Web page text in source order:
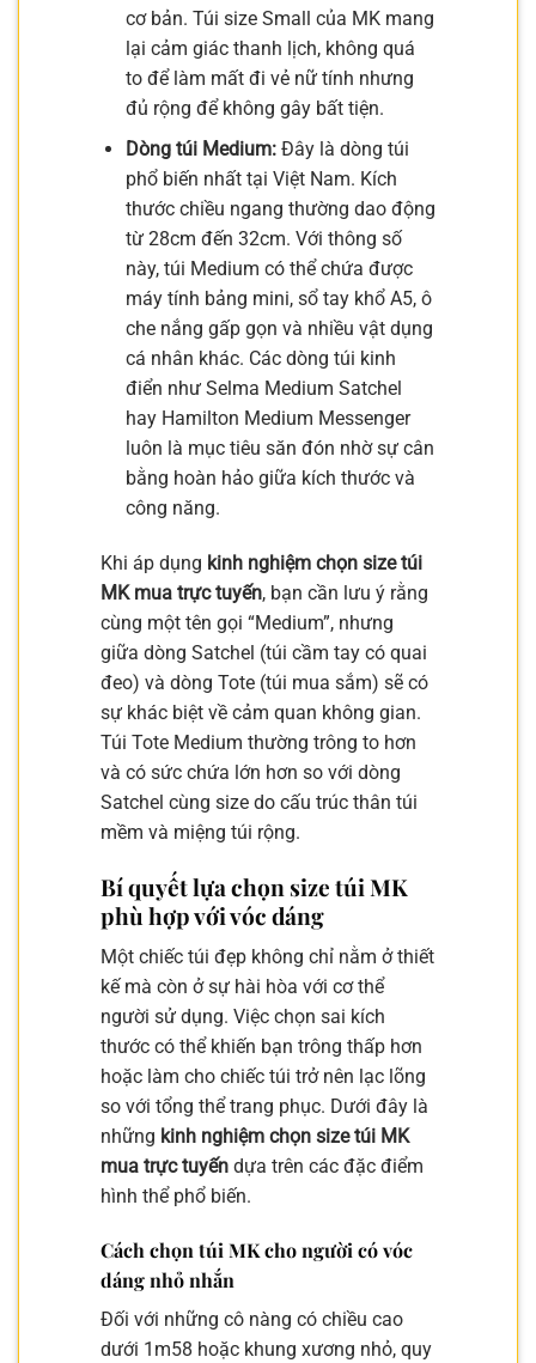
cơ bản. Túi size Small của MK mang
lại cảm giác thanh lịch, không quá
to để làm mất đi vẻ nữ tính nhưng
đủ rộng để không gây bất tiện.
Dòng túi Medium:Đây là dòng túi
phổ biến nhất tại Việt Nam. Kích
thước chiều ngang thường dao động
từ 28cm đến 32cm. Với thông số
này, túi Medium có thể chứa được
máy tính bảng mini, sổ tay khổ A5, ô
che nắng gấp gọn và nhiều vật dụng
cá nhân khác. Các dòng túi kinh
điển như Selma Medium Satchel
hay Hamilton Medium Messenger
luôn là mục tiêu săn đón nhờ sự cân
bằng hoàn hảo giữa kích thước và
công năng.
Khi áp dụng kinh nghiệm chọn size túi
MK mua trực tuyến, bạn cần lưu ý rằng
cùng một tên gọi “Medium”, nhưng
giữa dòng Satchel (túi cầm tay có quai
đeo) và dòng Tote (túi mua sắm) sẽ có
sự khác biệt về cảm quan không gian.
Túi Tote Medium thường trông to hơn
và có sức chứa lớn hơn so với dòng
Satchel cùng size do cấu trúc thân túi
mềm và miệng túi rộng.
Bí quyết lựa chọn size túi MK
phù hợp với vóc dáng
Một chiếc túi đẹp không chỉ nằm ở thiết
kế mà còn ở sự hài hòa với cơ thể
người sử dụng. Việc chọn sai kích
thước có thể khiến bạn trông thấp hơn
hoặc làm cho chiếc túi trở nên lạc lõng
so với tổng thể trang phục. Dưới đây là
những kinh nghiệm chọn size túi MK
mua trực tuyến dựa trên các đặc điểm
hình thể phổ biến.
Cách chọn túi MK cho người có vóc
dáng nhỏ nhắn
Đối với những cô nàng có chiều cao
dưới 1m58 hoặc khung xương nhỏ, quy